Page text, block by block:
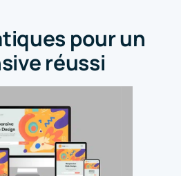
pour un
réussi